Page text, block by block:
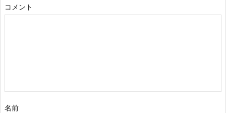
コメント
名前